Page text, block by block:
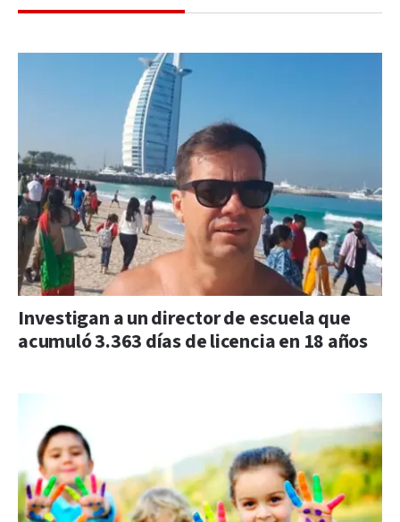
Investigan a un director de escuela que
acumuló 3.363 días de licencia en 18 años